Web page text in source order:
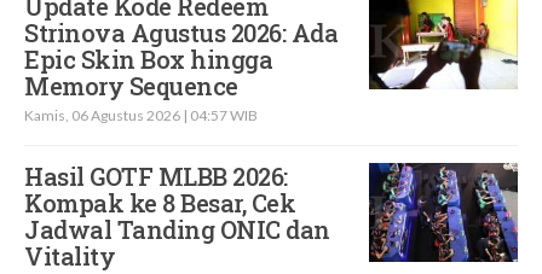
Strinova Agustus 2026: Ada
Epic Skin Box hingga
Memory Sequence
Kamis, 06 Agustus 2026 | 04:57 WIB
Hasil GOTF MLBB 2026:
Kompak ke 8 Besar, Cek
Jadwal Tanding ONIC dan
Vitality